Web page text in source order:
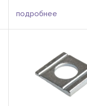
6798 активно
различных сферах
машиностроения,
подробнее